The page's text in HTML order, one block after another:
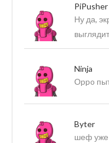
PiPusher
Ну да,
Ninja
Оppo
Byter
шеф уже